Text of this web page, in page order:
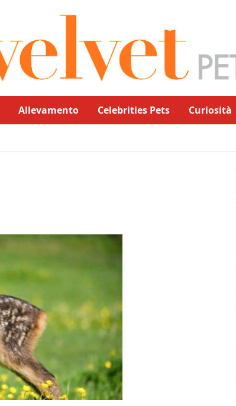
Allevamento Celebrities Pets Curiosità